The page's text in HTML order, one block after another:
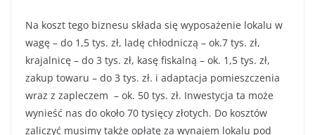
Na koszt tego biznesu składa się wyposażenie lokalu w
wagę – do 1,5 tys. zł, ladę chłodniczą – ok.7 tys. zł,
krajalnicę – do 3 tys. zł, kasę fiskalną – ok. 1,5 tys. zł,
zakup towaru – do 3 tys. zł. i adaptacja pomieszczenia
wraz z zapleczem – ok. 50 tys. zł. Inwestycja ta może
wynieść nas do około 70 tysięcy złotych. Do kosztów
zaliczyć musimy także opłatę za wynajem lokalu pod